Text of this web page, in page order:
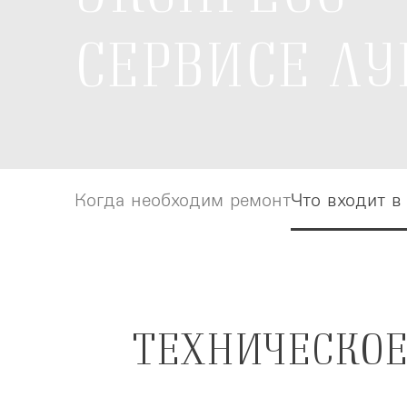
Когда необходим ремонтЧто входит
Когда необходим ремонтЧто входит